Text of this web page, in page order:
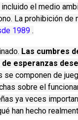
el medio
La prohibición de
1989 .
Las cumbres
esperanzas
se componen de
sobre el
ya veces
han hecho